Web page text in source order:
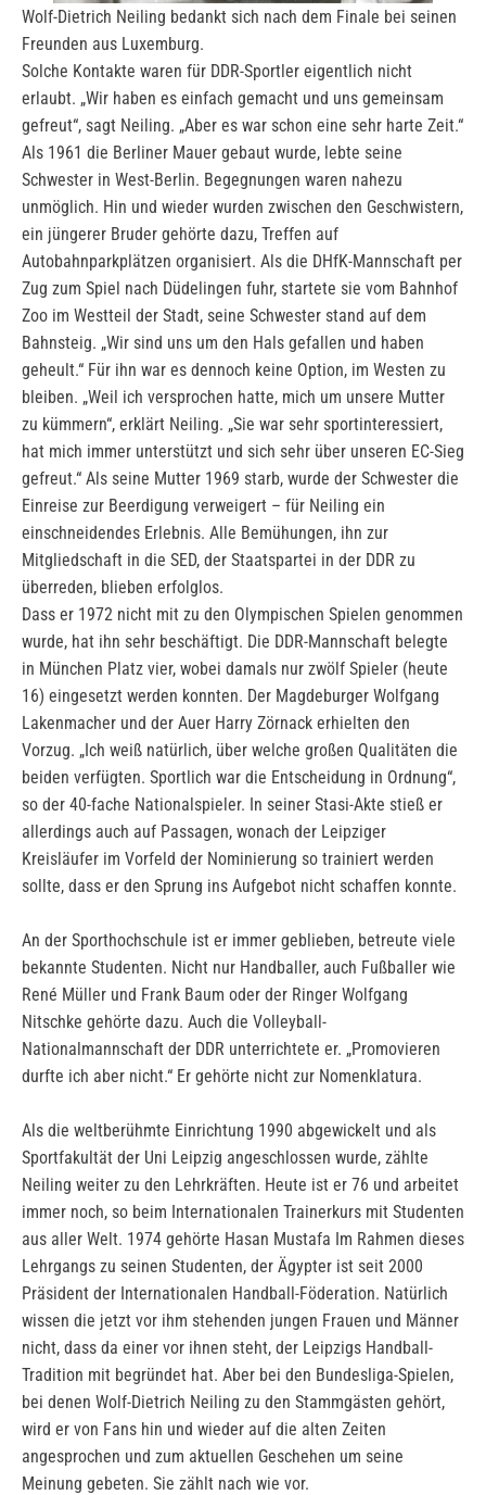
Wolf-Dietrich Neiling bedankt sich nach dem Finale bei seinen
Freunden aus Luxemburg.
Solche Kontakte waren für DDR-Sportler eigentlich nicht
erlaubt. „Wir haben es einfach gemacht und uns gemeinsam
gefreut“, sagt Neiling. „Aber es war schon eine sehr harte Zeit.“
Als 1961 die Berliner Mauer gebaut wurde, lebte seine
Schwester in West-Berlin. Begegnungen waren nahezu
unmöglich. Hin und wieder wurden zwischen den Geschwistern,
ein jüngerer Bruder gehörte dazu, Treffen auf
Autobahnparkplätzen organisiert. Als die DHfK-Mannschaft per
Zug zum Spiel nach Düdelingen fuhr, startete sie vom Bahnhof
Zoo im Westteil der Stadt, seine Schwester stand auf dem
Bahnsteig. „Wir sind uns um den Hals gefallen und haben
geheult.“ Für ihn war es dennoch keine Option, im Westen zu
bleiben. „Weil ich versprochen hatte, mich um unsere Mutter
zu kümmern“, erklärt Neiling. „Sie war sehr sportinteressiert,
hat mich immer unterstützt und sich sehr über unseren EC-Sieg
gefreut.“ Als seine Mutter 1969 starb, wurde der Schwester die
Einreise zur Beerdigung verweigert – für Neiling ein
einschneidendes Erlebnis. Alle Bemühungen, ihn zur
Mitgliedschaft in die SED, der Staatspartei in der DDR zu
überreden, blieben erfolglos.
Dass er 1972 nicht mit zu den Olympischen Spielen genommen
wurde, hat ihn sehr beschäftigt. Die DDR-Mannschaft belegte
in München Platz vier, wobei damals nur zwölf Spieler (heute
16) eingesetzt werden konnten. Der Magdeburger Wolfgang
Lakenmacher und der Auer Harry Zörnack erhielten den
Vorzug. „Ich weiß natürlich, über welche großen Qualitäten die
beiden verfügten. Sportlich war die Entscheidung in Ordnung“,
so der 40-fache Nationalspieler. In seiner Stasi-Akte stieß er
allerdings auch auf Passagen, wonach der Leipziger
Kreisläufer im Vorfeld der Nominierung so trainiert werden
sollte, dass er den Sprung ins Aufgebot nicht schaffen konnte.
An der Sporthochschule ist er immer geblieben, betreute viele
bekannte Studenten. Nicht nur Handballer, auch Fußballer wie
René Müller und Frank Baum oder der Ringer Wolfgang
Nitschke gehörte dazu. Auch die Volleyball-
Nationalmannschaft der DDR unterrichtete er. „Promovieren
durfte ich aber nicht.“ Er gehörte nicht zur Nomenklatura.
Als die weltberühmte Einrichtung 1990 abgewickelt und als
Sportfakultät der Uni Leipzig angeschlossen wurde, zählte
Neiling weiter zu den Lehrkräften. Heute ist er 76 und arbeitet
immer noch, so beim Internationalen Trainerkurs mit Studenten
aus aller Welt. 1974 gehörte Hasan Mustafa Im Rahmen dieses
Lehrgangs zu seinen Studenten, der Ägypter ist seit 2000
Präsident der Internationalen Handball-Föderation. Natürlich
wissen die jetzt vor ihm stehenden jungen Frauen und Männer
nicht, dass da einer vor ihnen steht, der Leipzigs Handball-
Tradition mit begründet hat. Aber bei den Bundesliga-Spielen,
bei denen Wolf-Dietrich Neiling zu den Stammgästen gehört,
wird er von Fans hin und wieder auf die alten Zeiten
angesprochen und zum aktuellen Geschehen um seine
Meinung gebeten. Sie zählt nach wie vor.